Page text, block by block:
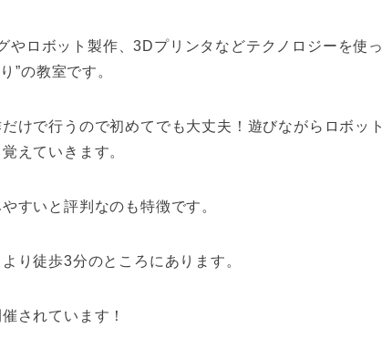
やロボット製作、3Dプリンタなどテクノロジーを使っ
”の教室です。
けで行うので初めてでも大丈夫！遊びながらロボット
えていきます。
すいと評判なのも特徴です。
り徒歩3分のところにあります。
されています！